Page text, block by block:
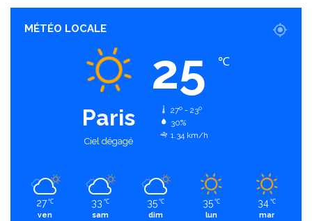
MÉTÉO LOCALE
Paris
Ciel dégagé
25 ℃
27º - 23º
30%
1.34 km/h
27 ℃
ven
33 ℃
sam
35 ℃
dim
35 ℃
lun
34 ℃
mar